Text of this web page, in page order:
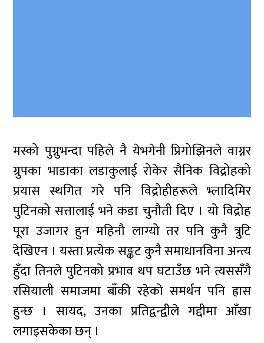
मस्को पुग्नुभन्दा पहिले नै येभगेनी प्रिगोझिनले वाग्नर
ग्रुपका भाडाका लडाकुलाई रोकेर सैनिक विद्रोहको
प्रयास स्थगित गरे पनि विद्रोहीहरूले भ्लादिमिर
पुटिनको सत्तालाई भने कडा चुनौती दिए । यो विद्रोह
पूरा उजागर हुन महिनौ लाग्यो तर पनि कुनै त्रुटि
देखिएन । यस्ता प्रत्येक सङ्कट कुनै समाधानविना अन्त्य
हुँदा तिनले पुटिनको प्रभाव थप घटाउँछ भने त्यससँगै
रसियाली समाजमा बाँकी रहेको समर्थन पनि ह्रास
हुन्छ । सायद, उनका प्रतिद्वन्द्वीले गद्दीमा आँखा
लगाइसकेका छन् ।